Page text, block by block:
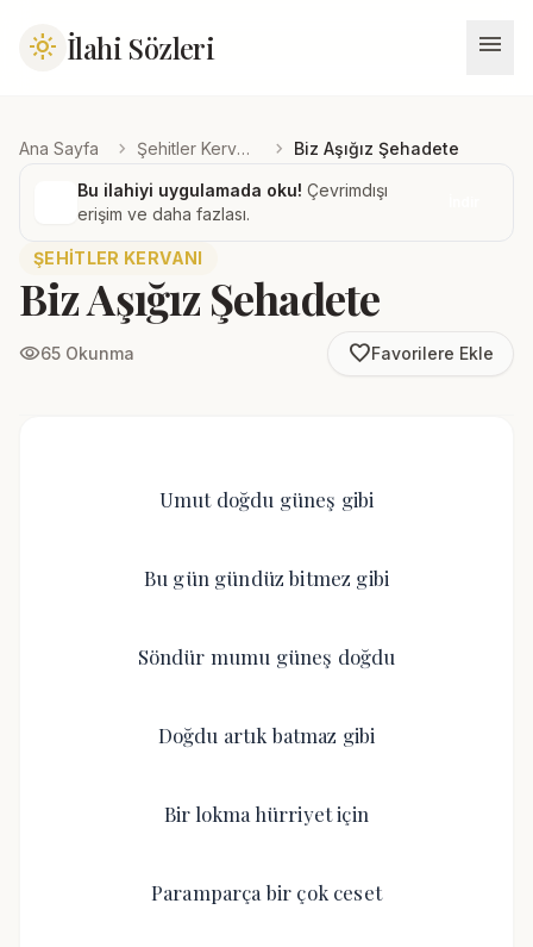
light_mode İlahi Sözleri menu
Ana Sayfa chevron_right Şehitler Kervanı chevron_right Biz Aşığız Şehadete
Bu ilahiyi uygulamada oku! Çevrimdışı
erişim ve daha fazlası.
ŞEHITLER KERVANI
Biz Aşığız Şehadete
visibility65 Okunma favorite_borderFavorilere Ekle
Umut doğdu güneş gibi
Bu gün gündüz bitmez gibi
Söndür mumu güneş doğdu
Doğdu artık batmaz gibi
Bir lokma hürriyet için
Paramparça bir çok ceset